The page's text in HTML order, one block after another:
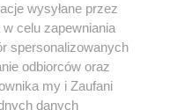
Youtube
wysyłane przez
celu zapewniania
spersonalizowanych
odbiorców oraz
my i Zaufani
danych